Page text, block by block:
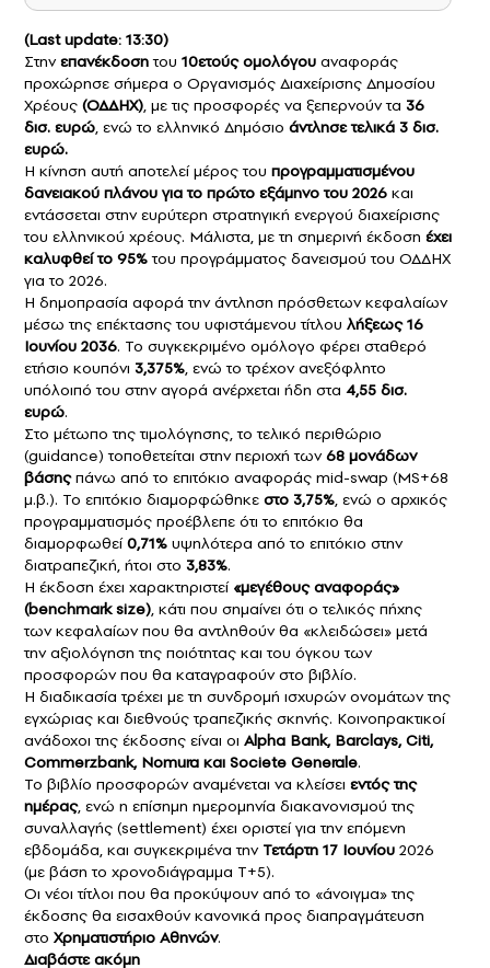
(Last update: 13:30)
Στηνεπανέκδοσητου 10ετούς ομολόγου αναφοράς
προχώρησε σήμερα ο Οργανισμός Διαχείρισης Δημοσίου
Χρέους (ΟΔΔΗΧ), με τις προσφορές να ξεπερνούν τα 36
δισ. ευρώ, ενώ το ελληνικό Δημόσιο άντλησε τελικά 3 δισ.
ευρώ.
Η κίνηση αυτή αποτελεί μέρος του προγραμματισμένου
δανειακού πλάνου για το πρώτο εξάμηνο του 2026 και
εντάσσεται στην ευρύτερη στρατηγική ενεργού διαχείρισης
του ελληνικού χρέους. Μάλιστα, με τη σημερινή έκδοση έχει
καλυφθεί το 95%του προγράμματος δανεισμού του ΟΔΔΗΧ
για το 2026.
Η δημοπρασία αφορά την άντληση πρόσθετων κεφαλαίων
μέσω της επέκτασης του υφιστάμενου τίτλου λήξεως 16
Ιουνίου 2036. Το συγκεκριμένο ομόλογο φέρει σταθερό
ετήσιο κουπόνι 3,375%, ενώ το τρέχον ανεξόφλητο
υπόλοιπό του στην αγορά ανέρχεται ήδη στα 4,55 δισ.
ευρώ.
Στο μέτωπο της τιμολόγησης, το τελικό περιθώριο
(guidance) τοποθετείται στην περιοχή των68 μονάδων
βάσηςπάνω από το επιτόκιο αναφοράς mid-swap (MS+68
μ.β.). Το επιτόκιο διαμορφώθηκε στο 3,75%, ενώ ο αρχικός
προγραμματισμός προέβλεπε ότι το επιτόκιο θα
διαμορφωθεί0,71% υψηλότερα από το επιτόκιο στην
διατραπεζική, ήτοι στο 3,83%.
Η έκδοση έχει χαρακτηριστεί «μεγέθους αναφοράς»
(benchmark size), κάτι που σημαίνει ότι ο τελικός πήχης
των κεφαλαίων που θα αντληθούν θα «κλειδώσει» μετά
την αξιολόγηση της ποιότητας και του όγκου των
προσφορών που θα καταγραφούν στο βιβλίο.
Η διαδικασία τρέχει με τη συνδρομή ισχυρών ονομάτων της
εγχώριας και διεθνούς τραπεζικής σκηνής. Κοινοπρακτικοί
ανάδοχοι της έκδοσης είναι οι Alpha Bank, Barclays, Citi,
Commerzbank, Nomura και Societe Generale.
Το βιβλίο προσφορών αναμένεται να κλείσει εντός της
ημέρας, ενώ η επίσημη ημερομηνία διακανονισμού της
συναλλαγής (settlement) έχει οριστεί για την επόμενη
εβδομάδα, και συγκεκριμένα την Τετάρτη 17 Ιουνίου 2026
(με βάση το χρονοδιάγραμμα T+5).
Οι νέοι τίτλοι που θα προκύψουν από το «άνοιγμα» της
έκδοσης θα εισαχθούν κανονικά προς διαπραγμάτευση
στο Χρηματιστήριο Αθηνών.
Διαβάστε ακόμη